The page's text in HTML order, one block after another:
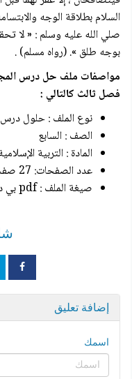
السلام بطلاقة الوجه
صلي الله عليه وسلم : « لا
بوجه طلق ». (رواه مسلم) .
مواصفات ملف حل درس
فصل ثالث كالتالي :
نوع الملف : حلول درس
الصف : السابع
المادة : التربية
عدد الصفحات: 27 صفحة
صيغة الملف : pdf بي دي اف
إضافة تعليق
اسمك